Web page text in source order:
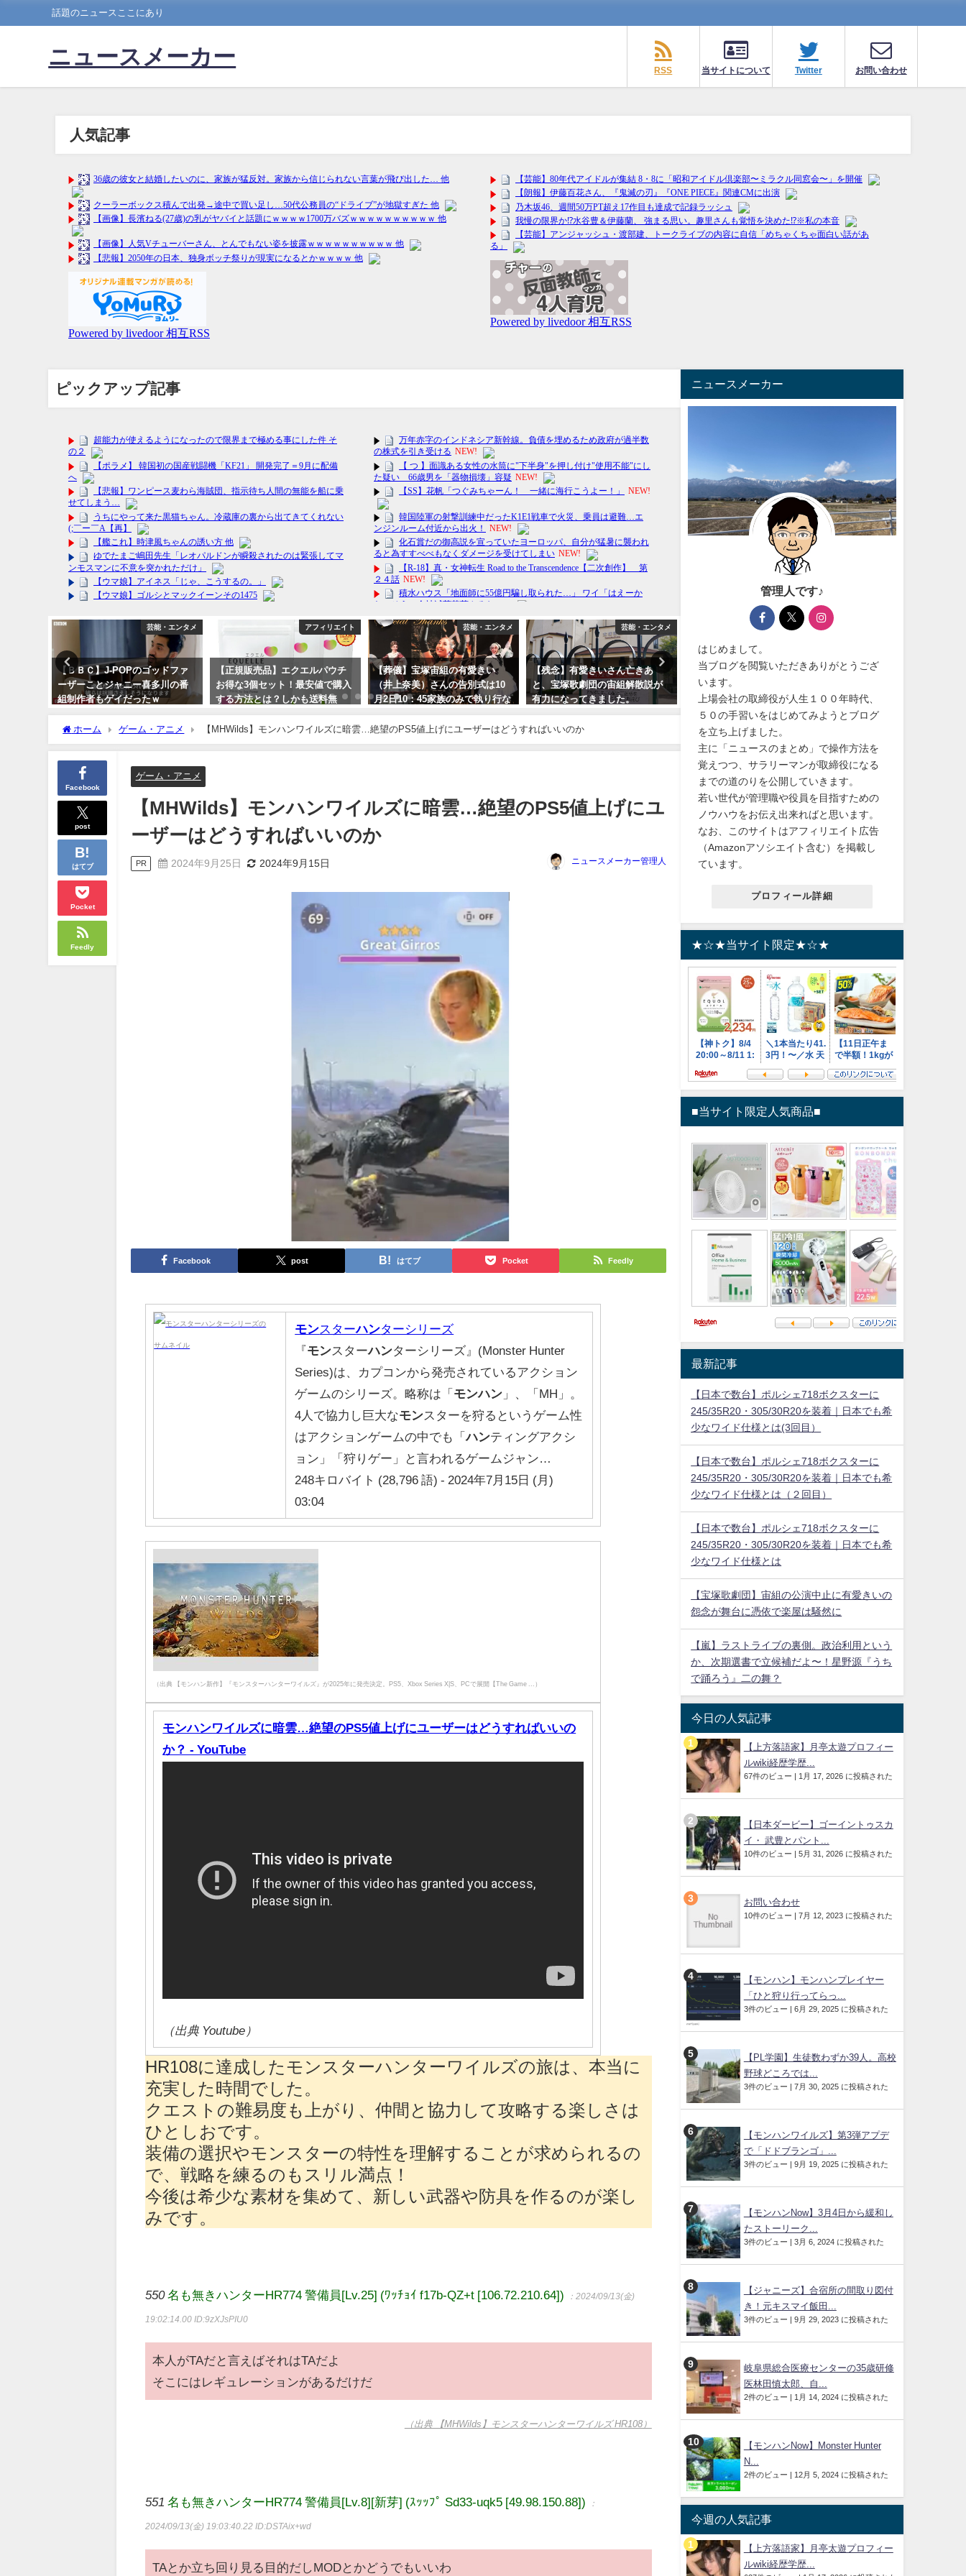
話題のニュースここにあり
ニュースメーカー
RSS 当サイトについて Twitter お問い合わせ
人気記事
ピックアップ記事
芸能・エンタメ
【ＢＢＣ】J-POPのゴッドファ
ーザーことジャニー喜多川の番
組制作者もゲイだったｗ
アフィリエイト
【正規販売品】エクエルパウチ
お得な3個セット！最安値で購入
する方法とは？しかも送料無
料！
2024年2月18日
芸能・エンタメ
【葬儀】宝塚宙組の有愛きい
（井上奈美）さんの告別式は10
月2日10：45家族のみで執り行な
われました。予告していた飛び
降り自殺は稽古終了後、満月の
夜に宙へ。。。
芸能・エンタメ
【残念】有愛きいさん亡きあ
と、宝塚歌劇団の宙組解散説が
有力になってきました。
アフィリエイト
カラコン ワンデー【もれなく1箱
無料！】 1箱 10枚 入/3箱合計 30
枚入り ReVIA 1day COLOR あす
楽/送料無料(ネコポス)
2024年1月29日
【ショップジャパン】ソイ
乳メーカー 豆乳機 豆乳マ
豆乳ブレンダー ミキサー
2024年4月30日
ホーム ゲーム・アニメ 【MHWilds】モンハンワイルズに暗雲…絶望のPS5値上げにユーザーはどうすればいいのか
Facebook
post
はてブ
Pocket
Feedly
ゲーム・アニメ
【MHWilds】モンハンワイルズに暗雲…絶望のPS5値上げにユ
ーザーはどうすればいいのか
PR 2024年9月25日 2024年9月15日 ニュースメーカー管理人
Facebook post はてブ Pocket Feedly
モンスターハンターシリーズ
『モンスターハンターシリーズ』(Monster Hunter
Series)は、カプコンから発売されているアクション
ゲームのシリーズ。略称は「 モンハン 」、「MH」。
4人で協力し巨大なモンスターを狩るというゲーム性
はアクションゲームの中でも「ハンティングアクシ
ョン」「狩りゲー」と言われるゲームジャン…
248キロバイト (28,796 語) - 2024年7月15日 (月)
03:04
（出典 【モンハン新作】『モンスターハンターワイルズ』が2025年に発売決定。PS5、Xbox Series X|S、PCで展開【The Game ...）
モンハンワイルズに暗雲…絶望のPS5値上げにユーザーはどうすればいいの
か？ - YouTube
（出典 Youtube）
HR108に達成したモンスターハンターワイルズの旅は、本当に
充実した時間でした。
クエストの難易度も上がり、仲間と協力して攻略する楽しさは
ひとしおです。
装備の選択やモンスターの特性を理解することが求められるの
で、戦略を練るのもスリル満点！
今後は希少な素材を集めて、新しい武器や防具を作るのが楽し
みです。
550 名も無きハンターHR774 警備員[Lv.25] (ﾜｯﾁｮｲ f17b-QZ+t [106.72.210.64]) ：2024/09/13(金)
19:02:14.00ID:9zXJsPIU0
本人がTAだと言えばそれはTAだよ
そこにはレギュレーションがあるだけだ
（出典 【MHWilds】モンスターハンターワイルズ HR108）
551 名も無きハンターHR774 警備員[Lv.8][新芽] (ｽｯｯﾌﾟ Sd33-uqk5 [49.98.150.88]) ：
2024/09/13(金) 19:03:40.22ID:DSTAix+wd
TAとか立ち回り見る目的だしMODとかどうでもいいわ
ニュースメーカー
管理人です♪
はじめまして。
当ブログを閲覧いただきありがとうござ
います。
上場会社の取締役が人生１００年時代、
５０の手習いをはじめてみようとブログ
を立ち上げました。
主に「ニュースのまとめ」で操作方法を
覚えつつ、サラリーマンが取締役になる
までの道のりを公開していきます。
若い世代が管理職や役員を目指すための
ノウハウをお伝え出来ればと思います。
なお、このサイトはアフィリエイト広告
（Amazonアソシエイト含む）を掲載し
ています。
プロフィール詳細
★☆★当サイト限定★☆★
■当サイト限定人気商品■
最新記事
【日本で数台】ポルシェ718ボクスターに
245/35R20・305/30R20を装着｜日本でも希
少なワイド仕様とは(3回目）
【日本で数台】ポルシェ718ボクスターに
245/35R20・305/30R20を装着｜日本でも希
少なワイド仕様とは（２回目）
【日本で数台】ポルシェ718ボクスターに
245/35R20・305/30R20を装着｜日本でも希
少なワイド仕様とは
【宝塚歌劇団】宙組の公演中止に有愛きいの
怨念が舞台に憑依で楽屋は騒然に
【嵐】ラストライブの裏側。政治利用という
か、次期選書で立候補だよ〜！星野源『うち
で踊ろう』二の舞？
今日の人気記事
【上方落語家】月亭太遊プロフィー
ルwiki経歴学歴...
67件のビュー | 1月 17, 2026 に投稿された
【日本ダービー】ゴーイントゥスカ
イ・ 武豊とパント...
10件のビュー | 5月 31, 2026 に投稿された
お問い合わせ
10件のビュー | 7月 12, 2023 に投稿された
【モンハン】モンハンプレイヤー
「ひと狩り行ってらっ...
3件のビュー | 6月 29, 2025 に投稿された
【PL学園】生徒数わずか39人。高校
野球どころでは...
3件のビュー | 7月 30, 2025 に投稿された
【モンハンワイルズ】第3弾アプデ
で「ドドブランゴ」...
3件のビュー | 9月 19, 2025 に投稿された
【モンハンNow】3月4日から緩和し
たストーリーク...
3件のビュー | 3月 6, 2024 に投稿された
【ジャニーズ】合宿所の間取り図付
き！元キスマイ飯田...
3件のビュー | 9月 29, 2023 に投稿された
岐阜県総合医療センターの35歳研修
医林田慎太郎、自...
2件のビュー | 1月 14, 2024 に投稿された
【モンハンNow】Monster Hunter
N...
2件のビュー | 12月 5, 2024 に投稿された
今週の人気記事
【上方落語家】月亭太遊プロフィー
ルwiki経歴学歴...